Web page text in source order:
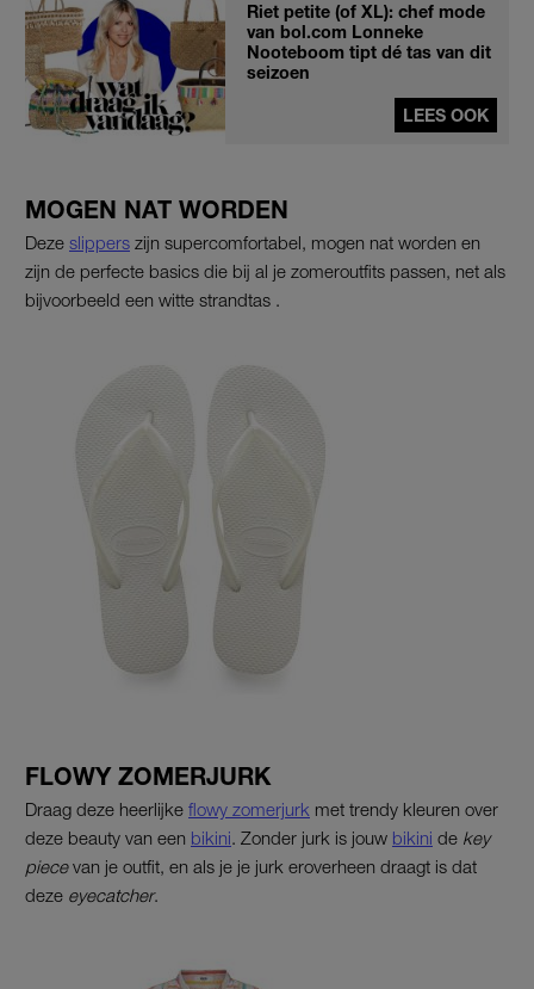
Riet petite (of XL): chef mode
van bol.com Lonneke
Nooteboom tipt dé tas van dit
seizoen
LEES OOK
MOGEN NAT WORDEN
Deze slippers zijn supercomfortabel, mogen nat worden en
zijn de perfecte basics die bij al je zomeroutfits passen, net als
bijvoorbeeld een witte strandtas .
FLOWY ZOMERJURK
Draag deze heerlijke flowy zomerjurk met trendy kleuren over
deze beauty van een bikini. Zonder jurk is jouw bikini de key
piecevan je outfit, en als je je jurk eroverheen draagt is dat
deze eyecatcher.